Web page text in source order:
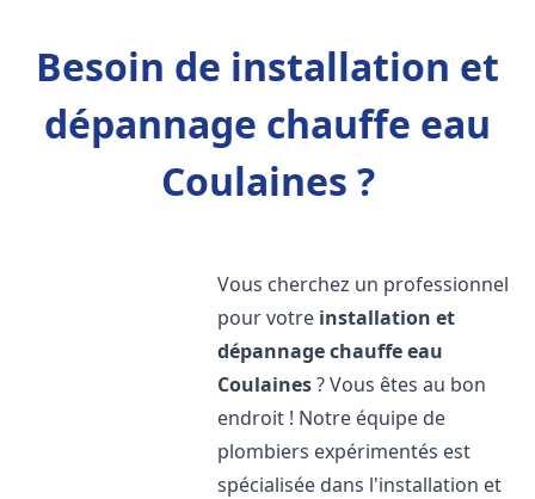
Besoin de installation et
dépannage chauffe eau
Coulaines ?
Vous cherchez un professionnel
pour votre installation et
dépannage chauffe eau
Coulaines? Vous êtes au bon
endroit ! Notre équipe de
plombiers expérimentés est
spécialisée dans l'installation et